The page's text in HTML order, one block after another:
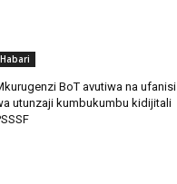
Habari
BoT avutiwa na ufanisi
utunzaji kumbukumbu kidijitali